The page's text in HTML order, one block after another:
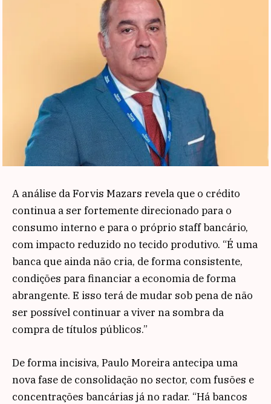
A análise da Forvis Mazars revela que o crédito
continua a ser fortemente direcionado para o
consumo interno e para o próprio staff bancário,
com impacto reduzido no tecido produtivo. “É uma
banca que ainda não cria, de forma consistente,
condições para financiar a economia de forma
abrangente. E isso terá de mudar sob pena de não
ser possível continuar a viver na sombra da
compra de títulos públicos.”
De forma incisiva, Paulo Moreira antecipa uma
nova fase de consolidação no sector, com fusões e
concentrações bancárias já no radar. “Há bancos